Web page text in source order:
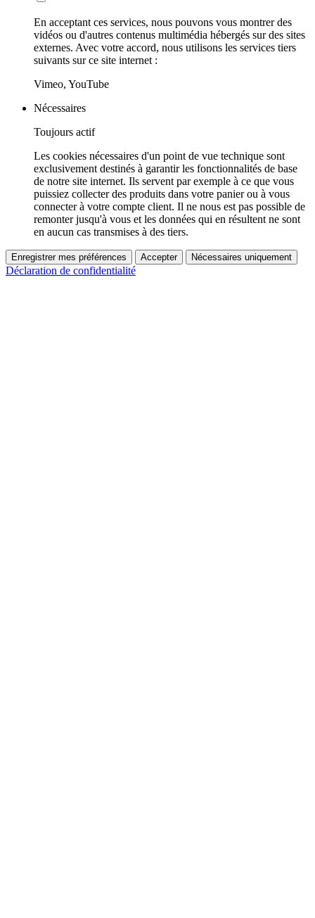
En acceptant ces services, nous pouvons vous montrer des
vidéos ou d'autres contenus multimédia hébergés sur des sites
externes. Avec votre accord, nous utilisons les services tiers
suivants sur ce site internet :
Vimeo, YouTube
Nécessaires
Toujours actif
Les cookies nécessaires d'un point de vue technique sont
exclusivement destinés à garantir les fonctionnalités de base
de notre site internet. Ils servent par exemple à ce que vous
puissiez collecter des produits dans votre panier ou à vous
connecter à votre compte client. Il ne nous est pas possible de
remonter jusqu'à vous et les données qui en résultent ne sont
en aucun cas transmises à des tiers.
Enregistrer mes préférences Accepter Nécessaires uniquement
Déclaration de confidentialité